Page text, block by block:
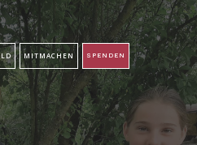
MITMACHEN SPENDEN